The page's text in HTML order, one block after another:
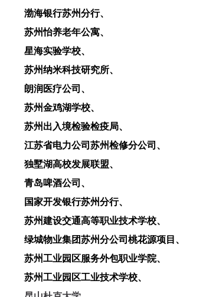
渤海银行苏州分行、
苏州怡养老年公寓、
星海实验学校、
苏州纳米科技研究所、
朗润医疗公司、
苏州金鸡湖学校、
苏州出入境检验检疫局、
江苏省电力公司苏州检修分公司、
独墅湖高校发展联盟、
青岛啤酒公司、
国家开发银行苏州分行、
苏州建设交通高等职业技术学校、
绿城物业集团苏州分公司桃花源项目、
苏州工业园区服务外包职业学院、
苏州工业园区工业技术学校、